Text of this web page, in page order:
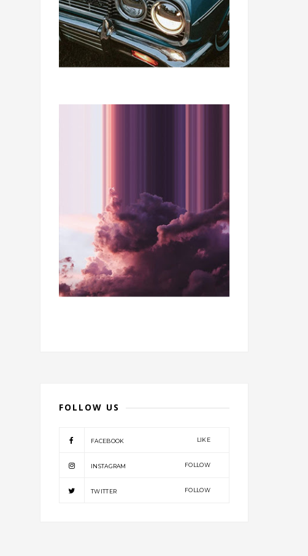
FOLLOW US
FACEBOOK LIKE
INSTAGRAM FOLLOW
TWITTER FOLLOW